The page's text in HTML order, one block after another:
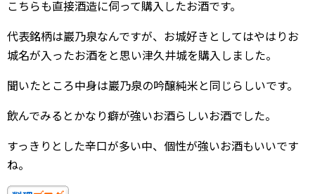
こちらも直接酒造に伺って購入したお酒です。
代表銘柄は巖乃泉なんですが、お城好きとしてはやはりお
城名が入ったお酒をと思い津久井城を購入しました。
聞いたところ中身は巖乃泉の吟醸純米と同じらしいです。
飲んでみるとかなり癖が強いお酒らしいお酒でした。
すっきりとした辛口が多い中、個性が強いお酒もいいです
ね。